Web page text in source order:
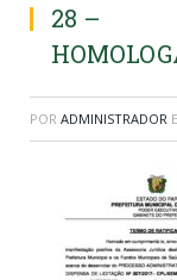
28 –
POR ADMINISTRADOR